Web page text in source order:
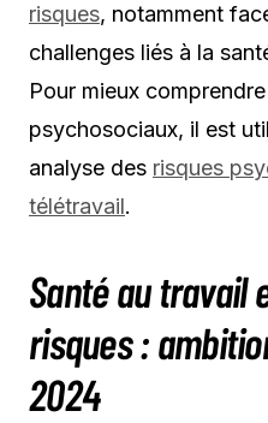
risques, notamment
challenges liés à la
Pour mieux
psychosociaux, il est
analyse des risques
télétravail.
Santé au travail
risques :
2024